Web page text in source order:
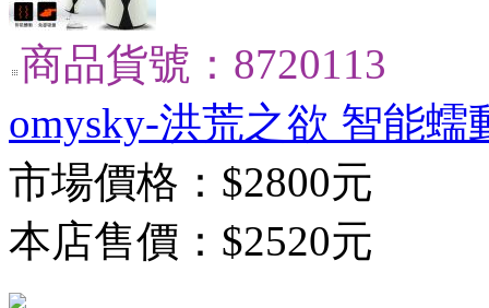
商品貨號：8720113
omysky-洪荒之欲 智能蠕
市場價格： $2800元
本店售價： $2520元